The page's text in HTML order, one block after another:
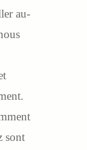
au-
sont